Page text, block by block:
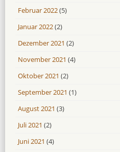
Februar 2022(5)
Januar 2022(2)
Dezember 2021 (2)
November 2021 (4)
Oktober 2021 (2)
September 2021 (1)
August 2021 (3)
Juli 2021 (2)
Juni 2021 (4)